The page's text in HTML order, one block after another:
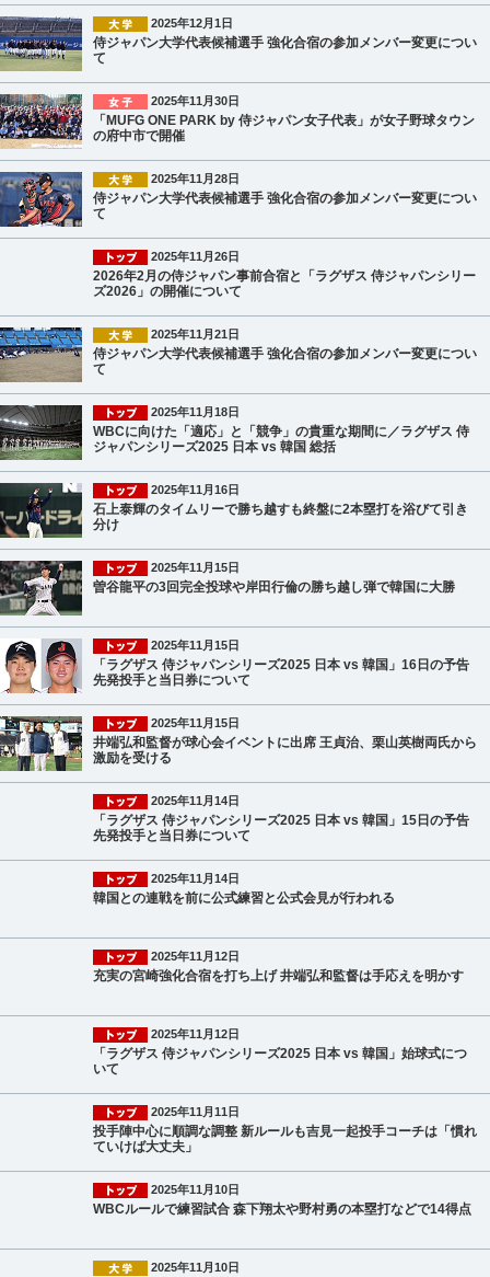
2025年12月1日
侍ジャパン大学代表候補選手 強化合宿の参加メンバー変更につい
て
2025年11月30日
「MUFG ONE PARK by 侍ジャパン女子代表」が女子野球タウン
の府中市で開催
2025年11月28日
侍ジャパン大学代表候補選手 強化合宿の参加メンバー変更につい
て
2025年11月26日
2026年2月の侍ジャパン事前合宿と「ラグザス 侍ジャパンシリー
ズ2026」の開催について
2025年11月21日
侍ジャパン大学代表候補選手 強化合宿の参加メンバー変更につい
て
2025年11月18日
WBCに向けた「適応」と「競争」の貴重な期間に／ラグザス 侍
ジャパンシリーズ2025 日本 vs 韓国 総括
2025年11月16日
石上泰輝のタイムリーで勝ち越すも終盤に2本塁打を浴びて引き
分け
2025年11月15日
曽谷龍平の3回完全投球や岸田行倫の勝ち越し弾で韓国に大勝
2025年11月15日
「ラグザス 侍ジャパンシリーズ2025 日本 vs 韓国」16日の予告
先発投手と当日券について
2025年11月15日
井端弘和監督が球心会イベントに出席 王貞治、栗山英樹両氏から
激励を受ける
2025年11月14日
「ラグザス 侍ジャパンシリーズ2025 日本 vs 韓国」15日の予告
先発投手と当日券について
2025年11月14日
韓国との連戦を前に公式練習と公式会見が行われる
2025年11月12日
充実の宮崎強化合宿を打ち上げ 井端弘和監督は手応えを明かす
2025年11月12日
「ラグザス 侍ジャパンシリーズ2025 日本 vs 韓国」始球式につ
いて
2025年11月11日
投手陣中心に順調な調整 新ルールも吉見一起投手コーチは「慣れ
ていけば大丈夫」
2025年11月10日
WBCルールで練習試合 森下翔太や野村勇の本塁打などで14得点
2025年11月10日